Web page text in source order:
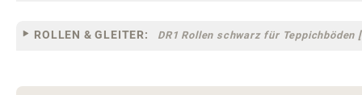
ROLLEN & GLEITER: DR1 Rollen schwarz für Teppichböden